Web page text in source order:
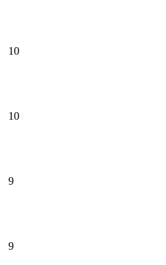
10
10
9
9